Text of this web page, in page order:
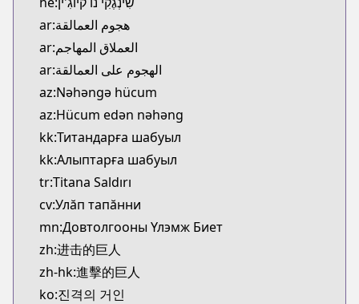
ar:هجوم العمالقة
ar:العملاق المهاجم
ar:الهجوم على العمالقة
az:Nəhəngə hücum
az:Hücum edən nəhəng
kk:Титандарға шабуыл
kk:Алыптарға шабуыл
tr:Titana Saldırı
cv:Улăп тапăнни
mn:Довтолгооны Үлэмж Биет
zh:进击的巨人
zh-hk:進擊的巨人
ko:진격의 거인